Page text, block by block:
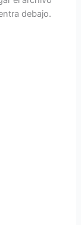
debajo.